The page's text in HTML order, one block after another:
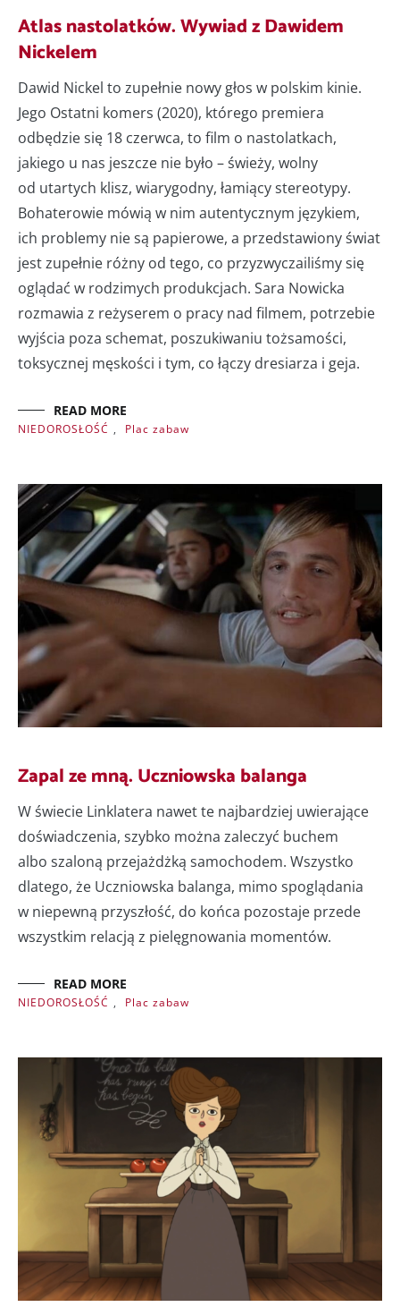
Atlas nastolatków. Wywiad z Dawidem
Nickelem
Dawid Nickel to zupełnie nowy głos w polskim kinie.
Jego Ostatni komers (2020), którego premiera
odbędzie się 18 czerwca, to film o nastolatkach,
jakiego u nas jeszcze nie było – świeży, wolny
od utartych klisz, wiarygodny, łamiący stereotypy.
Bohaterowie mówią w nim autentycznym językiem,
ich problemy nie są papierowe, a przedstawiony świat
jest zupełnie różny od tego, co przyzwyczailiśmy się
oglądać w rodzimych produkcjach. Sara Nowicka
rozmawia z reżyserem o pracy nad filmem, potrzebie
wyjścia poza schemat, poszukiwaniu tożsamości,
toksycznej męskości i tym, co łączy dresiarza i geja.
READ MORE
NIEDOROSŁOŚĆ , Plac zabaw
Zapal ze mną. Uczniowska balanga
W świecie Linklatera nawet te najbardziej uwierające
doświadczenia, szybko można zaleczyć buchem
albo szaloną przejażdżką samochodem. Wszystko
dlatego, że Uczniowska balanga, mimo spoglądania
w niepewną przyszłość, do końca pozostaje przede
wszystkim relacją z pielęgnowania momentów.
READ MORE
NIEDOROSŁOŚĆ , Plac zabaw